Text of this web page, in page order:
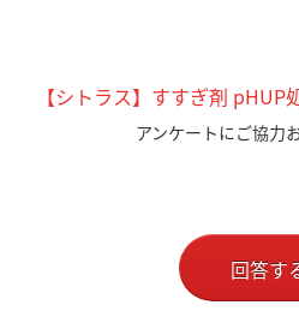
【シトラス】すすぎ剤
アンケートにご協力
回答す